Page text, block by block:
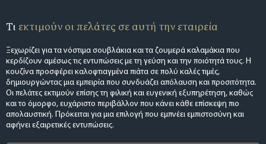
Τι εκτιμούν οι πελάτες σε αυτή την εταιρεία
Ξεχωρίζει για τα νόστιμα σουβλάκια και τα ζουμερά καλαμάκια που
κερδίζουν αμέσως τις εντυπώσεις με τη γεύση και την ποιότητά τους. Η
κουζίνα προσφέρει καλοφτιαγμένα πιάτα σε πολύ καλές τιμές,
δημιουργώντας μια εμπειρία που συνδυάζει απόλαυση και προσιτότητα.
Οι πελάτες εκτιμούν επίσης τη φιλική και ευγενική εξυπηρέτηση, καθώς
και το όμορφο, ευχάριστο περιβάλλον που κάνει κάθε επίσκεψη πιο
απολαυστική. Πρόκειται για μια επιλογή που εμπνέει εμπιστοσύνη και
αφήνει εξαιρετικές εντυπώσεις.